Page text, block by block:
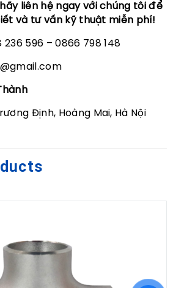
liên hệ ngay với chúng tôi để
và tư vấn kỹ thuật miễn phí!
236 596 – 0866 798 148
Định, Hoàng Mai, Hà Nội